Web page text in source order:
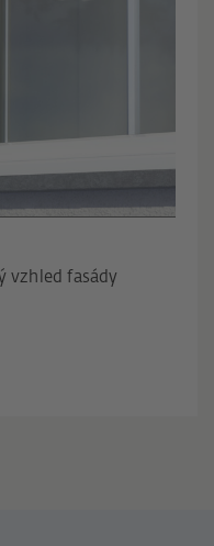
vzhled fasády